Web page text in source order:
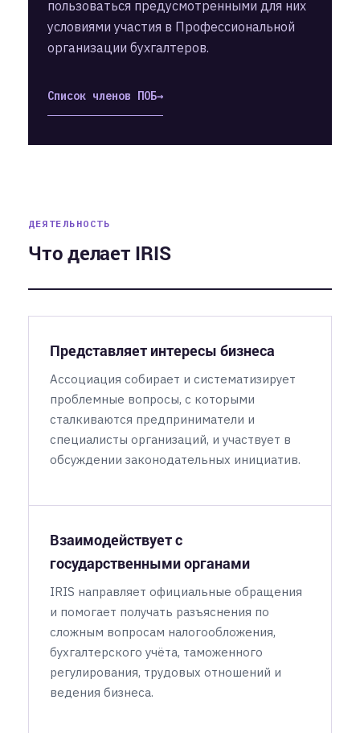
пользоваться предусмотренными для них
условиями участия в Профессиональной
организации бухгалтеров.
Список членов ПОБ
ДЕЯТЕЛЬНОСТЬ
Что делает IRIS
Представляет интересы бизнеса
Ассоциация собирает и систематизирует
проблемные вопросы, с которыми
сталкиваются предприниматели и
специалисты организаций, и участвует в
обсуждении законодательных инициатив.
Взаимодействует с
государственными органами
IRIS направляет официальные обращения
и помогает получать разъяснения по
сложным вопросам налогообложения,
бухгалтерского учёта, таможенного
регулирования, трудовых отношений и
ведения бизнеса.